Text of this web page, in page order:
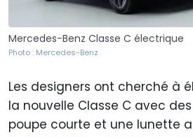
Mercedes-Benz Classe C électrique
Photo : Mercedes-Benz
Les designers ont cherché à
la nouvelle Classe C avec
poupe courte et une lunette